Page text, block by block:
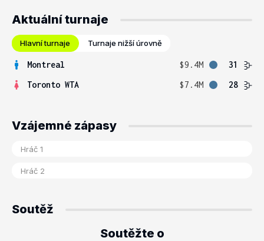
Aktuální turnaje
Hlavní turnaje Turnaje nižší úrovně
Montreal $9.4M
31
Toronto WTA
$7.4M 28
Vzájemné zápasy
Soutěž
Soutěžte o